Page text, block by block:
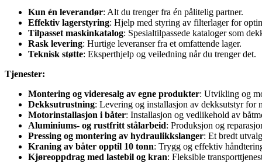
Kun én leverandør: Alt du trenger fra én pålitelig partner.
Effektiv lagerstyring: Hjelp med styring av filterlager for
Tilpasset maskinkatalog: Spesialtilpassede kataloger som
Rask levering: Hurtige leveranser fra et omfattende lager.
Teknisk støtte: Eksperthjelp og veiledning når du trenger det.
Tjenester:
Montering og videresalg av egne produkter: Utvikling og
Dekksutrustning: Levering og installasjon av dekksutstyr for
Motorinstallasjon i båter: Installasjon og vedlikehold av
Aluminiums- og rustfritt stålarbeid: Produksjon og
Pressing og montering av hydraulikkslanger: Et bredt
Kraning av båter opptil 10 tonn: Trygg og effektiv
Kjøreoppdrag med lastebil og kran: Fleksible